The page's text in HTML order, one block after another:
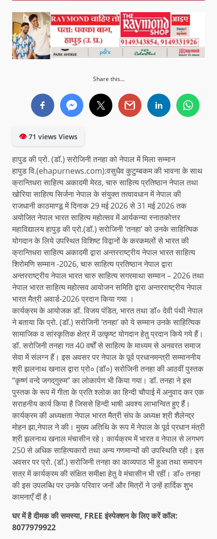
Share this...
👁71 views Views
हापुड की प्रो. (डॉ.) सरोजिनी तनहा को नेपाल में मिला सम्मान
हापुड वि.(ehapurnews.com):वसुधैव कुटुम्बकम की भावना के साथ
क्रान्तिधरा साहित्य अकादमी मेरठ, चारु साहित्य प्रतिष्ठान नेपाल तथा
खोरिया साहित्य सिर्जना नेपाल के संयुक्त तत्वावधान में नेपाल की
राजधानी काठमाण्डू में दिनाक 29 मई 2026 से 31 मई 2026 तक
अयोजित नेपाल भारत साहित्य महोत्सव में आर्यकन्या स्नातकोत्तर
महाविद्यालय हापुड़ की प्रो.(डॉ.) सरोजिनी ‘तनहा’ को उनके साहित्यिक
योगदान के लिये उपस्थित विशिष्ट विद्वानों के करकमलों से भारत की
क्रान्तिधरा साहित्य अकाद‌मी द्वारा अन्तरराष्ट्रीय नेपाल भारत साहित्य
शिरोमणि सम्मान -2026, चारु साहित्य प्रतिष्ठान नेपाल द्वारा
अन्तरराष्ट्रीय नेपाल भारत चारु साहित्य सगरमाथा सम्मान – 2026 तथा
नेपाल भारत साहित्य महोत्सव आयोजन समिति द्वारा अन्तरराष्ट्रीय नेपाल
भारत मैत्री अवार्ड-2026 प्रदान किया गया ।
कार्यक्रम के आयोजक डॉ. विजय पंडित, भारत तथा डॉ० देवी पंथी नेपाल
ने बताया कि प्रो. (डॉ.) सरोजिनी ‘तनहा’ को ये सम्मान उनके साहित्यिक
सामाजिक व सांस्कृतिक क्षेत्र में उत्कृष्ट योगदान हेतु प्रदान किये गये हैं।
डॉ. सरोजिनी तनहा गत 40 वर्षों से साहित्य के माध्यम से अनवरत समाज
सेवा में संलग्न हैं। इस अवसर पर नेपाल के पूर्व प्रधानमन्त्री सम्माननीय
श्री झलनाथ खनाल द्वारा प्रो० (डॉ०) सरोजिनी तनहा की आठवीं पुस्तक
“कृष्णं वन्दे जगद्‌गुरुम” का लोकार्पण भी किया गया। डॉ. तनहा ने इस
पुस्तक के रूप में गीता के प्रति श्लोक का हिन्दी चौपाई में अनुवाद कर एक
सराहनीय कार्य किया है जिससे हिन्दी भाषी अवश्य लाभान्वित हुए हैं।
कार्यक्रम की अध्यक्षता नेपाल भारत मैत्री संघ के अध्यक्ष श्री शैलेन्द्र
मोहन झा,नेपाल ने की। मुख्य अतिथि के रूप में नेपाल के पूर्व प्रधान मंत्री
श्री झलनाथ खनाल मंचासीन रहे। कार्यक्रम में भारत व नेपाल से लगभग
250 से अधिक साहित्यकारों तथा अन्य गणमान्यों की उपस्थिति रही। इस
अवसर पर प्रो. (डॉ.) सरोजिनी तनहा का काव्यपाठ भी हुआ तथा समापन
सत्र में कार्यक्रम की संक्षित समीक्षा हेतु वे मंचासीन भी रहीं। डॉ० तनहा
की इस उपलब्धि पर उनके परिवार जनों और मित्रों ने उन्हें हार्दिक शुभ
कामनाएँ दीं है।
घर में है दीमक की समस्या, FREE इंस्पेक्शन के लिए करें कॉल:
8077979922